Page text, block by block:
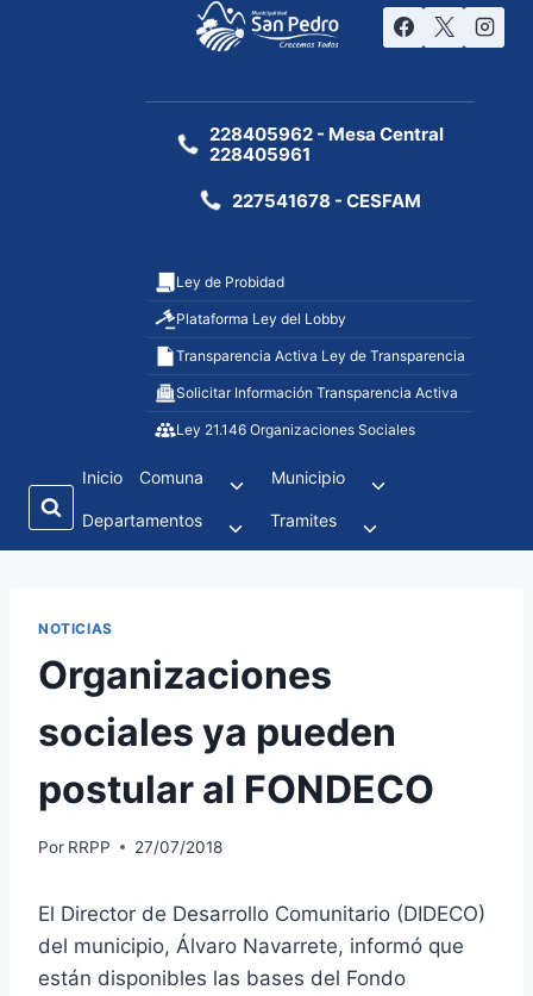
228405962 - Mesa Central
228405961
227541678 - CESFAM
Ley de Probidad
Plataforma Ley del Lobby
Transparencia Activa Ley de Transparencia
Solicitar Información Transparencia Activa
Ley 21.146 Organizaciones Sociales
Inicio Comuna Municipio
Departamentos Tramites
NOTICIAS
Organizaciones
sociales ya pueden
postular al FONDECO
Por RRPP 27/07/2018
El Director de Desarrollo Comunitario (DIDECO)
del municipio, Álvaro Navarrete, informó que
están disponibles las bases del Fondo